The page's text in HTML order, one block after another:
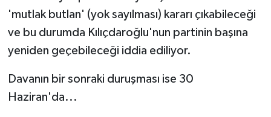
'mutlak butlan' (yok sayılması) kararı çıkabileceği
ve bu durumda Kılıçdaroğlu'nun partinin başına
yeniden geçebileceği iddia ediliyor.
Davanın bir sonraki duruşması ise 30
Haziran'da...